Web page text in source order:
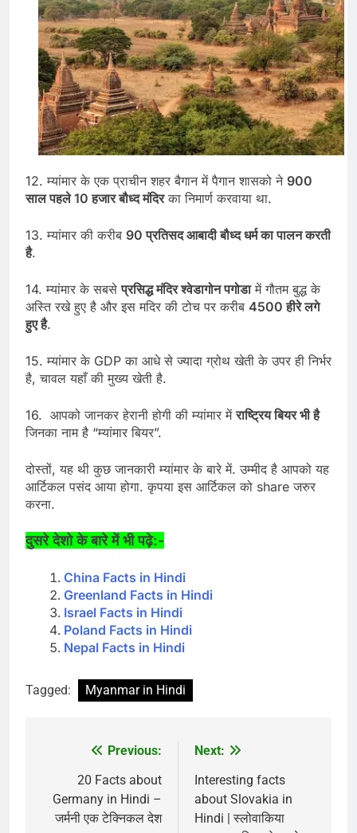
12. म्यांमार के एक प्राचीन शहर बैगान में पैगान शासको ने 900
साल पहले 10 हजार बौध्द मंदिरका निमार्ण करवाया था.
13. म्यांमार की करीब 90 प्रतिसद आबादी बौध्द धर्म का पालन करती
है.
14. म्यांमार के सबसेप्रसिद्ध मंदिर श्वेडागोन पगोडामें गौतम बुद्ध के
अस्ति रखे हुए है और इस मदिर की टोच पर करीब 4500 हीरे लगे
हुए है.
15. म्यांमार के GDP का आधे से ज्यादा ग्रोथ खेती के उपर ही निर्भर
है, चावल यहाँ की मुख्य खेती है.
16. आपको जानकर हेरानी होगी की म्यांमार मेंराष्ट्रिय बियर भी है
जिनका नाम है “म्यांमार बियर”.
दोस्तों, यह थी कुछ जानकारी म्यांमार के बारे में. उम्मीद है आपको यह
आर्टिकल पसंद आया होगा. कृपया इस आर्टिकल को share जरुर
करना.
दुसरे देशो के बारे में भी पढ़े:-
China Facts in Hindi
Greenland Facts in Hindi
Israel Facts in Hindi
Poland Facts in Hindi
Nepal Facts in Hindi
Tagged: Myanmar in Hindi
navigation
Previous:
20 Facts about
Germany in Hindi –
जर्मनी एक टेक्निकल देश
Next:
Interesting facts
about Slovakia in
Hindi | स्लोवाकिया